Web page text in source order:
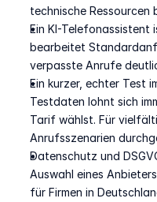
technische Ressourcen
Ein KI-Telefonassistent
bearbeitet
verpasste Anrufe
Ein kurzer, echter Test
Testdaten lohnt sich
Tarif wählst. Für
Anrufsszenarien
Datenschutz und
Auswahl eines
für Firmen in